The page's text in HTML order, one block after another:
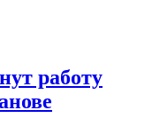
работу